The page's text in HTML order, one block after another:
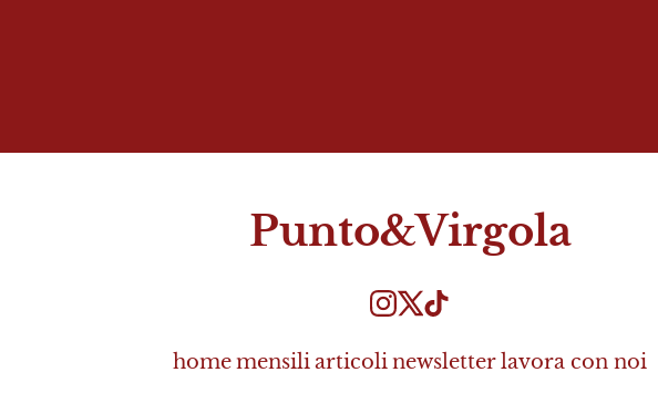
Punto&Virgola
homemensiliarticolinewsletterlavora con noi